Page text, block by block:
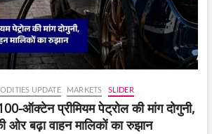
UPDATE MARKETS SLIDER
ऑक्टेन प्रीमियम पेट्रोल की मांग दोगुनी,
ओर बढ़ा वाहन मालिकों का रुझान